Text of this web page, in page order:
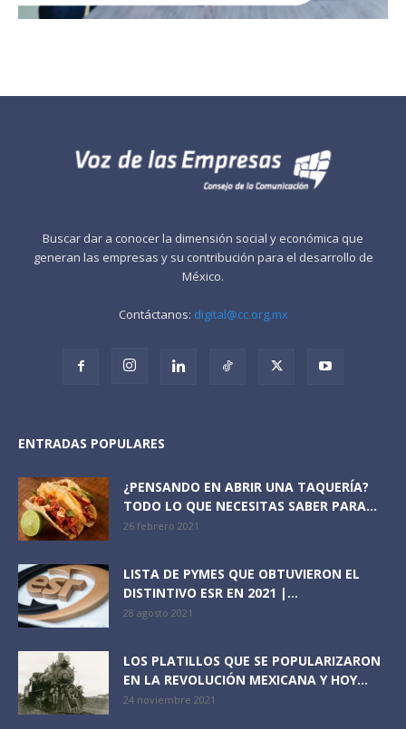
Buscar dar a conocer la dimensión social y económica que
generan las empresas y su contribución para el desarrollo de
México.
Contáctanos: digital@cc.org.mx
ENTRADAS POPULARES
¿PENSANDO EN ABRIR UNA TAQUERÍA?
TODO LO QUE NECESITAS SABER PARA...
26 febrero 2021
LISTA DE PYMES QUE OBTUVIERON EL
DISTINTIVO ESR EN 2021 |...
28 agosto 2021
LOS PLATILLOS QUE SE POPULARIZARON
EN LA REVOLUCIÓN MEXICANA Y HOY...
24 noviembre 2021